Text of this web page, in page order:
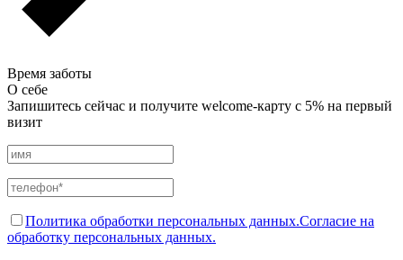
Время заботы
О себе
Запишитесь сейчас и получите welcome-карту с 5% на первый
визит
Политика обработки персональных данных.Согласие на
обработку персональных данных.